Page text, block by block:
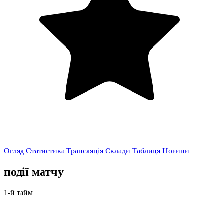
Огляд Статистика Трансляція Склади Таблиця Новини
події матчу
1-й тайм